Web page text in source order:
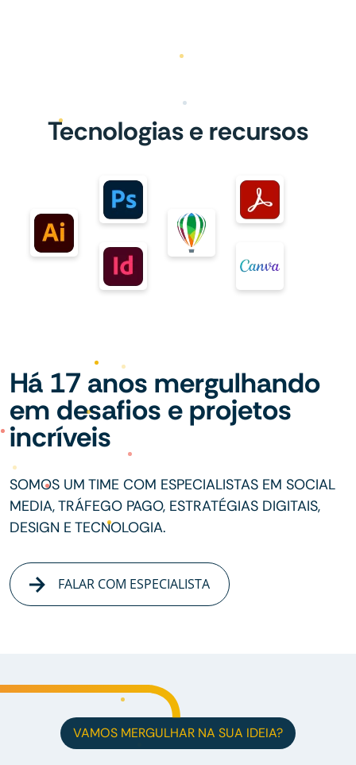
Tecnologias e recursos
Há 17 anos mergulhando
em desafios e projetos
incríveis
SOMOS UM TIME COM ESPECIALISTAS EM SOCIAL
MEDIA, TRÁFEGO PAGO, ESTRATÉGIAS DIGITAIS,
DESIGN E TECNOLOGIA.
FALAR COM ESPECIALISTA
VAMOS MERGULHAR NA SUA IDEIA?